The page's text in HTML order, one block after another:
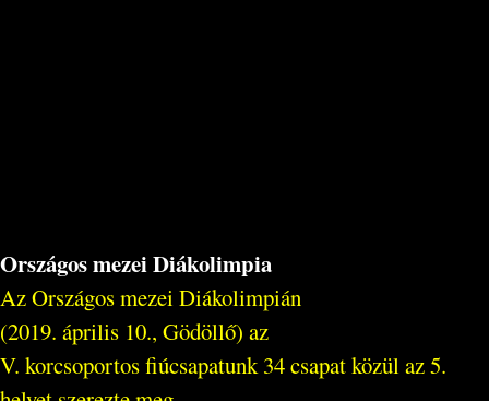
Országos mezei Diákolimpia
Az Országos mezei Diákolimpián
(2019. április 10., Gödöllő) az
V. korcsoportos fiúcsapatunk 34 csapat közül az 5.